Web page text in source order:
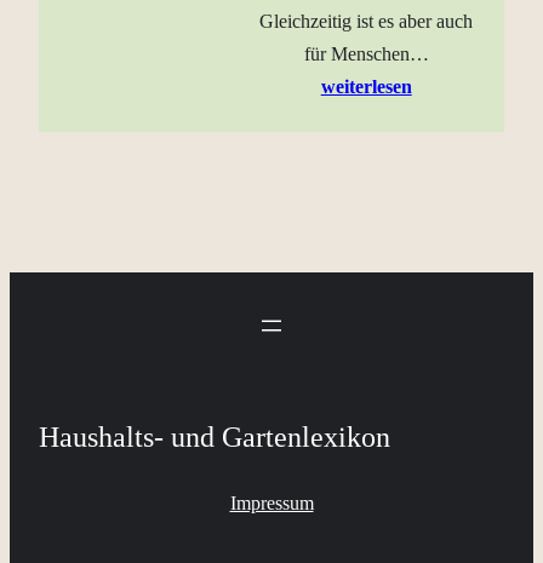
Gleichzeitig ist es aber auch
für Menschen…
weiterlesen
Haushalts- und Gartenlexikon
Impressum